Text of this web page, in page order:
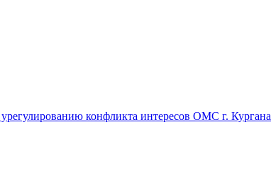
конфликта интересов ОМС г. Кургана